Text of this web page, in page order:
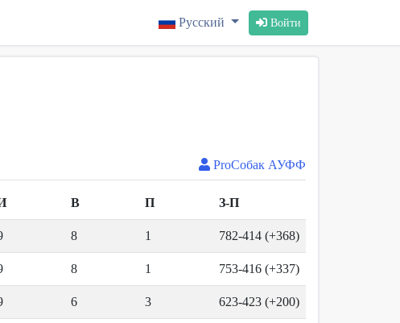
Русский Войти
ProСобак АУФФ
В П З-П
8 1 782-414 (+368)
8 1 753-416 (+337)
6 3 623-423 (+200)